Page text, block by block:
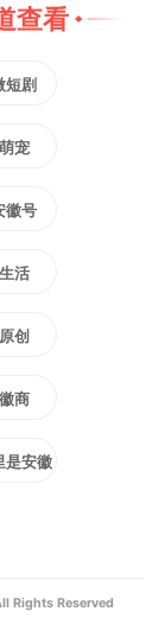
续历史
遵循。
重新认
重新确
里来？
造的灿
查看
短剧
萌宠
徽号
生活
原创
徽商
是安徽
Rights Reserved